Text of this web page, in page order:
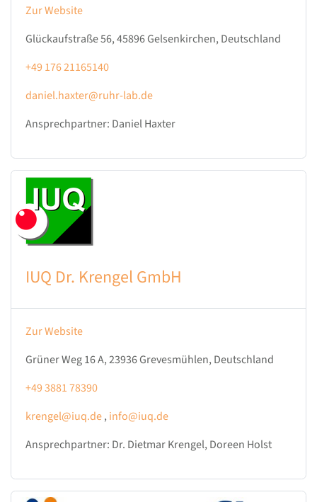
Zur Website
Glückaufstraße 56, 45896 Gelsenkirchen, Deutschland
+49 176 21165140
daniel.haxter@ruhr-lab.de
Ansprechpartner: Daniel Haxter
IUQ Dr. Krengel GmbH
Zur Website
Grüner Weg 16 A, 23936 Grevesmühlen, Deutschland
+49 3881 78390
krengel@iuq.de, info@iuq.de
Ansprechpartner: Dr. Dietmar Krengel, Doreen Holst